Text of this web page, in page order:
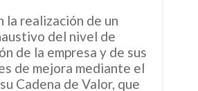
la realización de un
del nivel de
de la empresa y de sus
de mejora mediante el
Cadena de Valor, que